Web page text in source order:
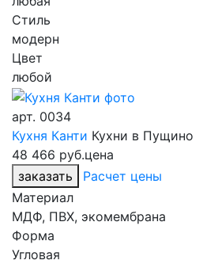
Стиль
модерн
Цвет
любой
арт. 0034
Кухня Канти Кухни в Пущино
48 466 руб.цена
заказать
Расчет цены
Материал
МДФ, ПВХ, экомембрана
Форма
Угловая